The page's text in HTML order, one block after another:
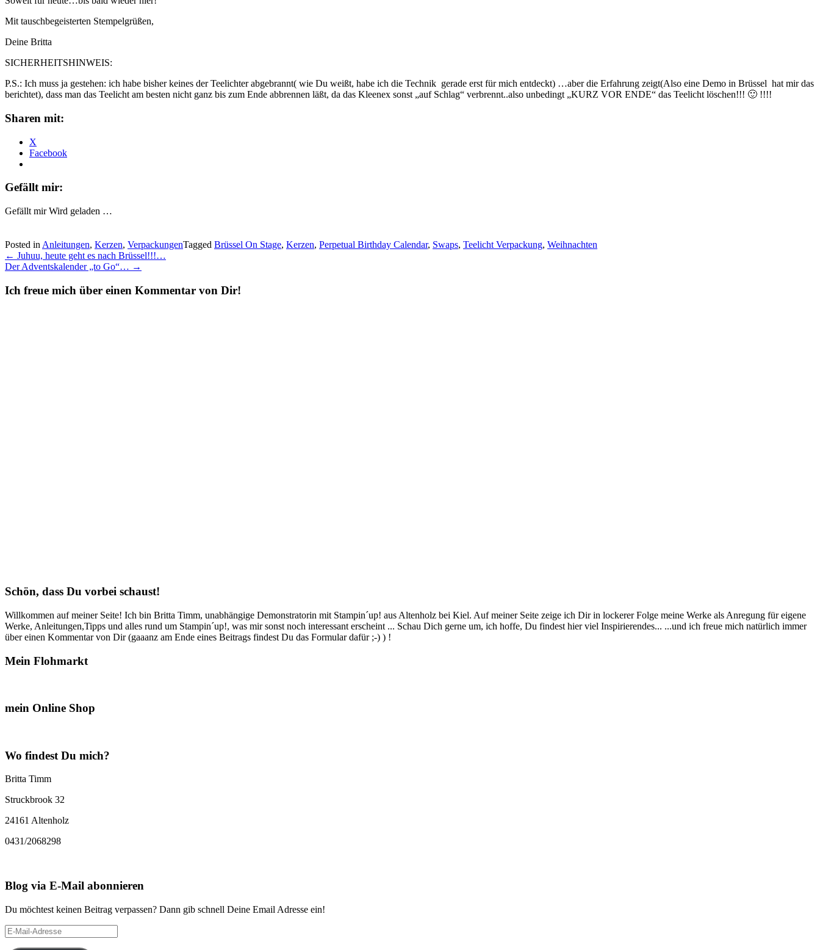
Mit tauschbegeisterten Stempelgrüßen,
Deine Britta
SICHERHEITSHINWEIS:
P.S.: Ich muss ja gestehen: ich habe bisher keines der Teelichter abgebrannt( wie Du weißt, habe ich die Technik gerade erst für mich entdeckt) …aber die Erfahrung zeigt(Also eine Demo in Brüssel hat mir das
berichtet), dass man das Teelicht am besten nicht ganz bis zum Ende abbrennen läßt, da das Kleenex sonst „auf Schlag“ verbrennt..also unbedingt „KURZ VOR ENDE“ das Teelicht löschen!!! 🙂 !!!!
Sharen mit:
X
Facebook
Gefällt mir:
Gefällt mir Wird geladen …
Posted in Anleitungen, Kerzen, VerpackungenTagged Brüssel On Stage, Kerzen, Perpetual Birthday Calendar, Swaps, Teelicht Verpackung, Weihnachten
Post
navigation
← Juhuu, heute geht es nach Brüssel!!!…
Der Adventskalender „to Go“… →
Ich freue mich über einen Kommentar von Dir!
Schön, dass Du vorbei schaust!
Willkommen auf meiner Seite! Ich bin Britta Timm, unabhängige Demonstratorin mit Stampin´up! aus Altenholz bei Kiel. Auf meiner Seite zeige ich Dir in lockerer Folge meine Werke als Anregung für eigene
Werke, Anleitungen,Tipps und alles rund um Stampin´up!, was mir sonst noch interessant erscheint ... Schau Dich gerne um, ich hoffe, Du findest hier viel Inspirierendes... ...und ich freue mich natürlich immer
über einen Kommentar von Dir (gaaanz am Ende eines Beitrags findest Du das Formular dafür ;-) ) !
Mein Flohmarkt
mein Online Shop
Wo findest Du mich?
Britta Timm
Struckbrook 32
24161 Altenholz
0431/2068298
Blog via E-Mail abonnieren
Du möchtest keinen Beitrag verpassen? Dann gib schnell Deine Email Adresse ein!
E-
Mail-